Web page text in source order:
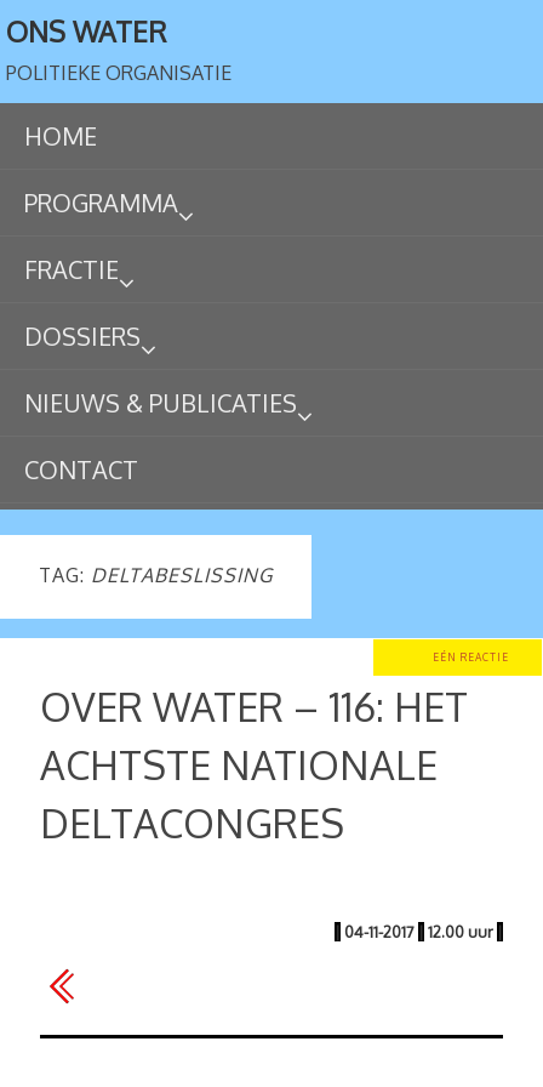
ONS WATER
POLITIEKE ORGANISATIE
HOME
PROGRAMMA
FRACTIE
DOSSIERS
NIEUWS & PUBLICATIES
CONTACT
TAG: DELTABESLISSING
EÉN REACTIE
OVER WATER – 116: HET
ACHTSTE NATIONALE
DELTACONGRES
| 04-11-2017 | 12.00 uur |